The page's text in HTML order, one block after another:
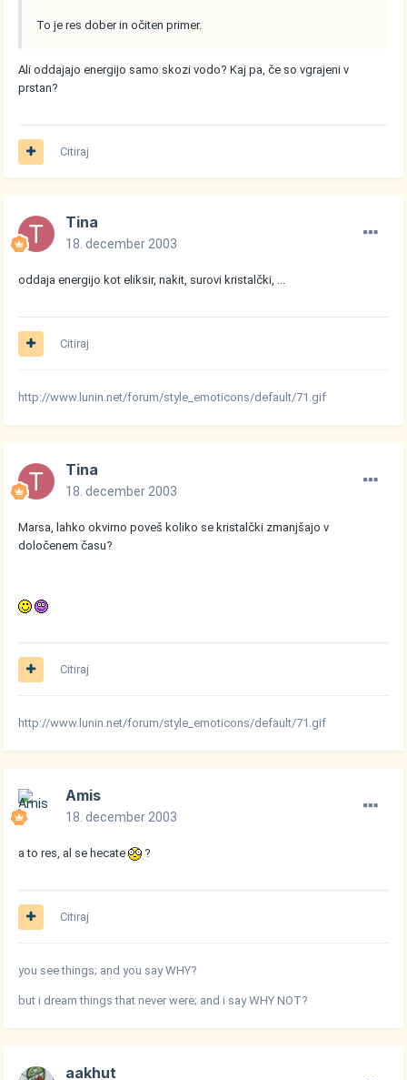
To je res dober in očiten primer.
Ali oddajajo energijo samo skozi vodo? Kaj pa, če so vgrajeni v
prstan?
Citiraj
Tina
18. december 2003
oddaja energijo kot eliksir, nakit, surovi kristalčki, ...
Citiraj
http://www.lunin.net/forum/style_emoticons/default/71.gif
Tina
18. december 2003
Marsa, lahko okvirno poveš koliko se kristalčki zmanjšajo v
določenem času?
Citiraj
http://www.lunin.net/forum/style_emoticons/default/71.gif
Amis
18. december 2003
a to res, al se hecate ?
Citiraj
you see things; and you say WHY?
but i dream things that never were; and i say WHY NOT?
aakhut